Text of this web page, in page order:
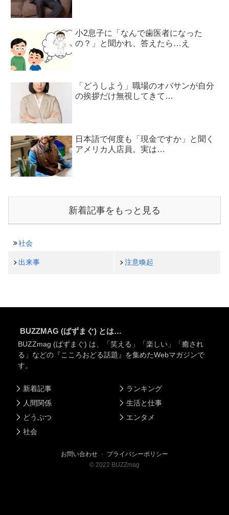
小2息子に「なんで歯医者になった
の？」と聞かれ、答えたら…え
「どうしよう」職場のオバサンが自分
の挨拶だけ無視してきて…
日本語で何度も「現金ですか」と聞く
アメリカ人店員。実は…
新着記事をもっと見る
社会
出来事 注意喚起
BUZZMAG (ばずまぐ) とは…
BUZZmag (ばずまぐ) は、「笑える」「楽しい」「癒され
る」などの『こころおどる話題』を集めたWebマガジンで
す。
新着記事
人間関係
どうぶつ
社会
ランキング
生活と仕事
エンタメ
お問い合わせ ・ プライバシーポリシー
© 2022 BUZZmag